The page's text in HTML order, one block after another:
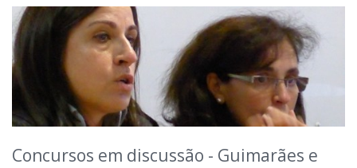
Concursos em discussão - Guimarães e